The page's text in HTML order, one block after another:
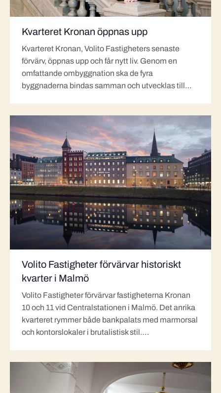
Kvarteret Kronan öppnas upp
Kvarteret Kronan, Volito Fastigheters senaste
förvärv, öppnas upp och får nytt liv. Genom en
omfattande ombyggnation ska de fyra
byggnaderna bindas samman och utvecklas till…
Volito Fastigheter förvärvar historiskt
kvarter i Malmö
Volito Fastigheter förvärvar fastigheterna Kronan
10 och 11 vid Centralstationen i Malmö. Det anrika
kvarteret rymmer både bankpalats med marmorsal
och kontorslokaler i brutalistisk stil….